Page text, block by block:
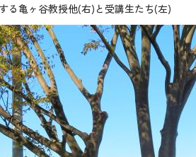
る亀ヶ谷教授他(右)と受講生たち(左)